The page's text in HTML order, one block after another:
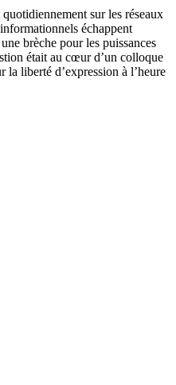
sur les réseaux
échappent
brèche pour les puissances
était au cœur d’un colloque
la liberté d’expression à l’heure